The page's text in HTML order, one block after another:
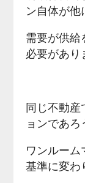
ン自体が他
需要が供給
必要があり
同じ不動
ョンであろ
ワンルーム
基準に変わ